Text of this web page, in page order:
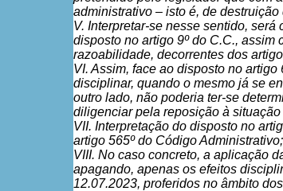
administrativo – isto é, de
V. Interpretar-se nesse sentido,
disposto no artigo 9º do C.C.,
razoabilidade, decorrentes dos
VI. Assim, face ao disposto no
disciplinar, quando o mesmo já se
outro lado, não poderia ter-se
diligenciar pela reposição à
VII. Interpretação do disposto no
artigo 565º do Código Administrativo;
VIII. No caso concreto, a aplicação
apagando, apenas os efeitos
12.07.2023, proferidos no âmbito